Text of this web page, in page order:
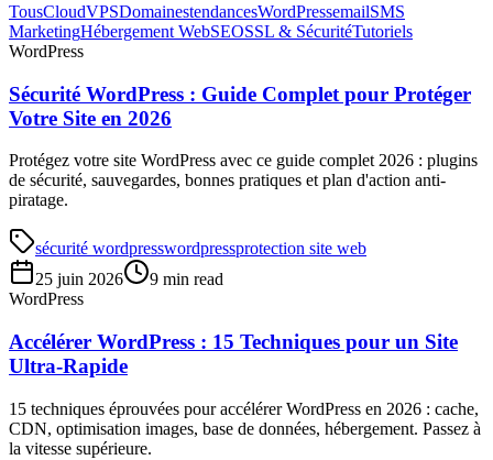
TousCloudVPSDomainestendancesWordPressemailSMS
MarketingHébergement WebSEOSSL & SécuritéTutoriels
WordPress
Sécurité WordPress : Guide Complet pour Protéger
Votre Site en 2026
Protégez votre site WordPress avec ce guide complet 2026 : plugins
de sécurité, sauvegardes, bonnes pratiques et plan d'action anti-
piratage.
sécurité wordpresswordpressprotection site web
25 juin 2026
9 min read
WordPress
Accélérer WordPress : 15 Techniques pour un Site
Ultra-Rapide
15 techniques éprouvées pour accélérer WordPress en 2026 : cache,
CDN, optimisation images, base de données, hébergement. Passez à
la vitesse supérieure.